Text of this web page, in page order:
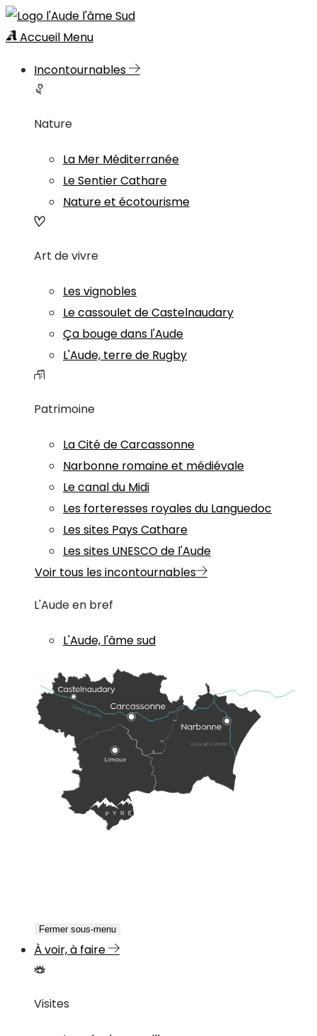
Accueil Menu
Incontournables
Nature
La Mer Méditerranée
Le Sentier Cathare
Nature et écotourisme
Art de vivre
Les vignobles
Le cassoulet de Castelnaudary
Ça bouge dans l'Aude
L'Aude, terre de Rugby
Patrimoine
La Cité de Carcassonne
Narbonne romaine et médiévale
Le canal du Midi
Les forteresses royales du Languedoc
Les sites Pays Cathare
Les sites UNESCO de l'Aude
Voir tous les incontournables
L'Aude en bref
L'Aude, l'âme sud
Fermer sous-menu
À voir, à faire
Visites